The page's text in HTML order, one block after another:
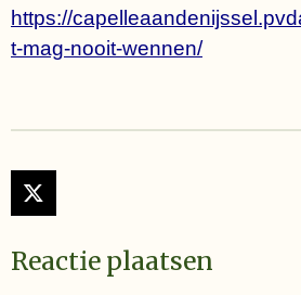
https://
t-mag-nooit-wennen/
X
Reactie plaatsen